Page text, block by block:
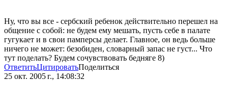
Ну, что вы все - сербский ребенок действительно перешел на
общение с собой: не будем ему мешать, пусть себе в палате
гугукает и в свои памперсы делает. Главное, он ведь больше
ничего не может: безобиден, словарный запас не густ... Что
тут поделать? Будем сочувствовать бедняге 8)
ОтветитьЦитироватьПоделиться
25 окт. 2005 г., 14:08:32